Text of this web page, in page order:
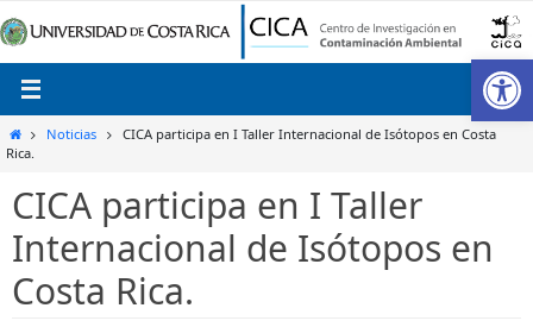
al
contenido
InicioNoticias
CICA participa en I Taller Internacional de Isótopos en Costa
Rica.
CICA participa en I Taller
Internacional de Isótopos en
Costa Rica.